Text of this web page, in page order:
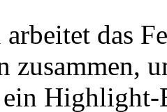
das
zusammen,
Highlight-